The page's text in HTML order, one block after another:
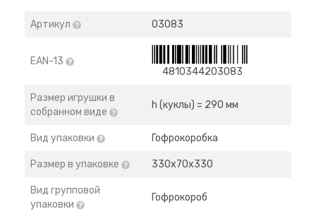
Артикул 03083
EAN-13
4810344203083
Размер игрушки в
собранном виде
h (куклы) = 290 мм
Вид упаковки Гофрокоробка
Размер в упаковке 330х70х330
Вид групповой
упаковки
Гофрокороб